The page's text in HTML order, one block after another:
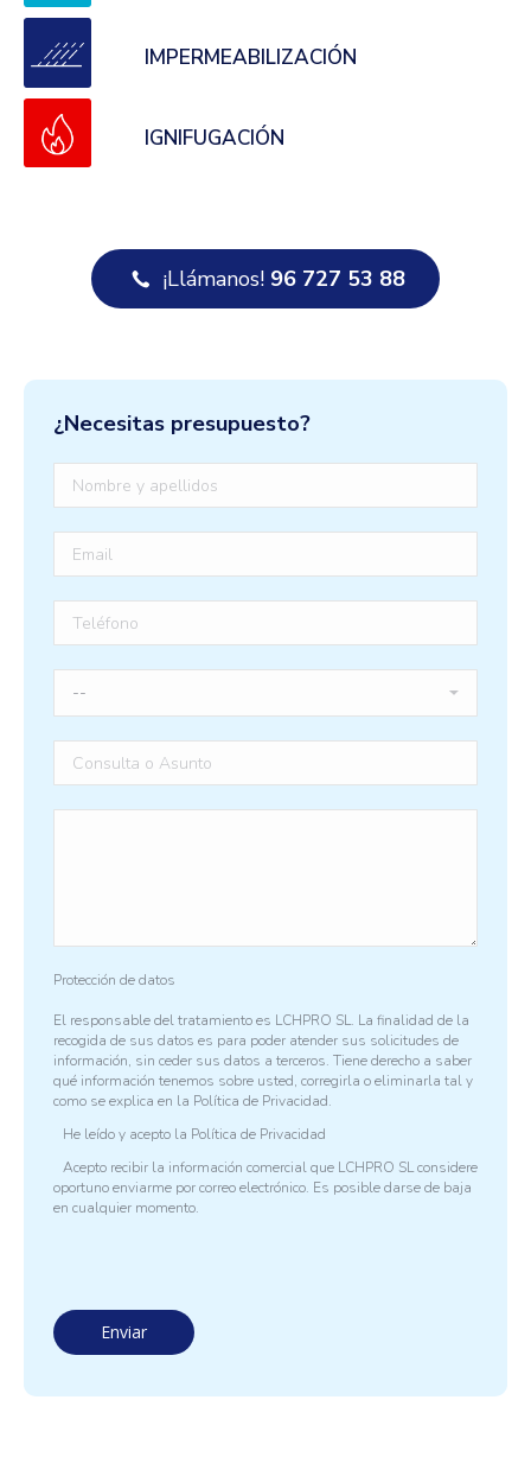
IMPERMEABILIZACIÓN
IGNIFUGACIÓN
¡Llámanos! 96 727 53 88
¿Necesitas presupuesto?
Protección de datos
El responsable del tratamiento es LCHPRO SL. La finalidad de la
recogida de sus datos es para poder atender sus solicitudes de
información, sin ceder sus datos a terceros. Tiene derecho a saber
qué información tenemos sobre usted, corregirla o eliminarla tal y
como se explica en la Política de Privacidad.
He leído y acepto la Política de Privacidad
Acepto recibir la información comercial que LCHPRO SL considere
oportuno enviarme por correo electrónico. Es posible darse de baja
en cualquier momento.